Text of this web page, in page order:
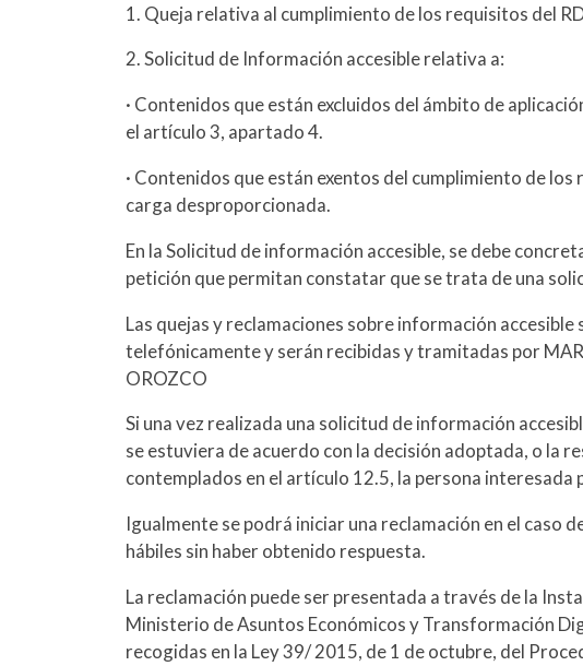
1. Queja relativa al cumplimiento de los requisitos del
2. Solicitud de Información accesible relativa a:
· Contenidos que están excluidos del ámbito de
el artículo 3, apartado 4.
· Contenidos que están exentos del cumplimiento de
carga desproporcionada.
En la Solicitud de información accesible, se debe
petición que permitan constatar que se trata de una
Las quejas y reclamaciones sobre información
telefónicamente y serán recibidas y tramitadas por
OROZCO
Si una vez realizada una solicitud de información
se estuviera de acuerdo con la decisión adoptada, o la
contemplados en el artículo 12.5, la persona interesada
Igualmente se podrá iniciar una reclamación en el caso
hábiles sin haber obtenido respuesta.
La reclamación puede ser presentada a través de la
Ministerio de Asuntos Económicos y Transformación
recogidas en la Ley 39/ 2015, de 1 de octubre, del